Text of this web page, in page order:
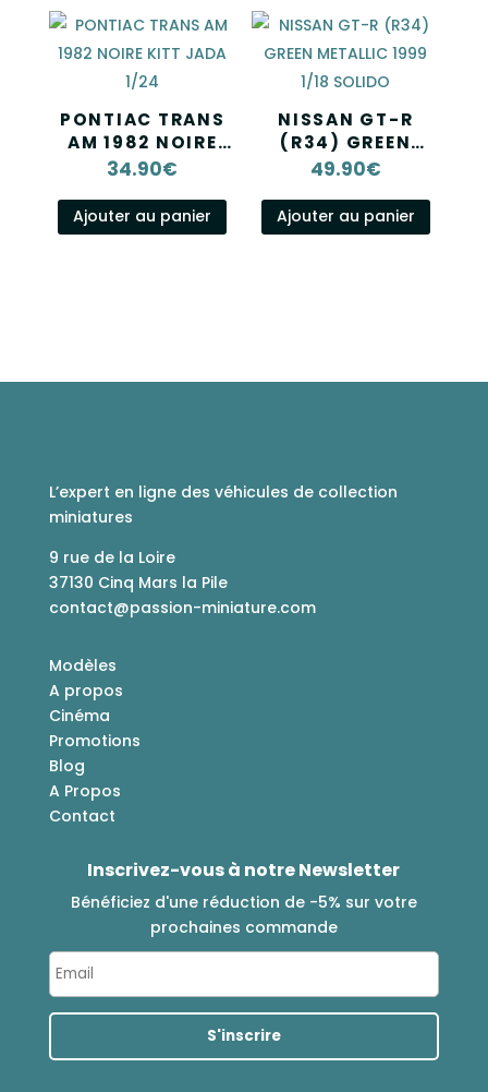
PONTIAC TRANS
AM 1982 NOIRE
KITT JADA 1/24
34.90€
Ajouter au panier
NISSAN GT-R
(R34) GREEN
METALLIC 1999
49.90€
Ajouter au panier
L’expert en ligne des véhicules de collection
miniatures
9 rue de la Loire
37130 Cinq Mars la Pile
contact@passion-miniature.com
Modèles
A propos
Cinéma
Promotions
Blog
A Propos
Contact
Inscrivez-vous à notre Newsletter
Bénéficiez d'une réduction de -5% sur votre
prochaines commande